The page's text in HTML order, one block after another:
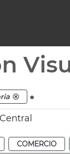
.
COMERCIO